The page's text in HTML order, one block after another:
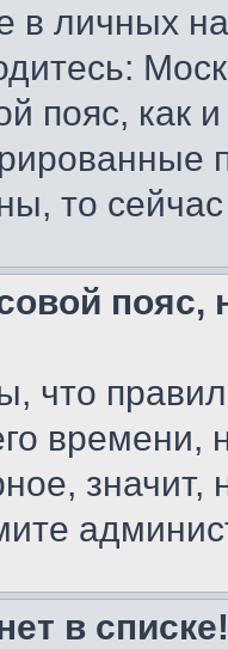
в личных
пояс, как
то
пояс,
что
значит,
в списке!